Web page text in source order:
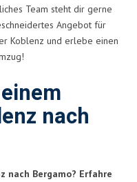
Team steht dir gerne
Angebot für
Koblenz und erlebe einen
nach
nach Bergamo? Erfahre